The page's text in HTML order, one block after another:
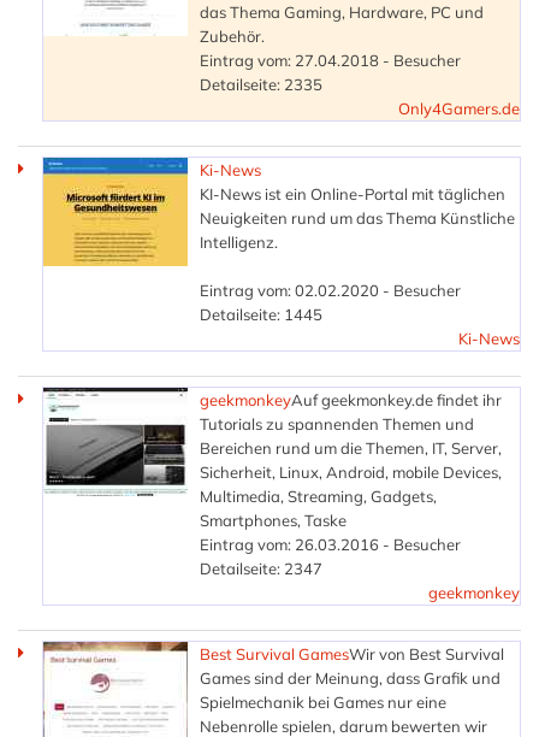
das Thema Gaming, Hardware, PC und
Zubehör.
Eintrag vom: 27.04.2018 - Besucher
Detailseite: 2335
Only4Gamers.de
Ki-News
KI-News ist ein Online-Portal mit täglichen
Neuigkeiten rund um das Thema Künstliche
Intelligenz.
Eintrag vom: 02.02.2020 - Besucher
Detailseite: 1445
Ki-News
geekmonkeyAuf geekmonkey.de findet ihr
Tutorials zu spannenden Themen und
Bereichen rund um die Themen, IT, Server,
Sicherheit, Linux, Android, mobile Devices,
Multimedia, Streaming, Gadgets,
Smartphones, Taske
Eintrag vom: 26.03.2016 - Besucher
Detailseite: 2347
geekmonkey
Best Survival GamesWir von Best Survival
Games sind der Meinung, dass Grafik und
Spielmechanik bei Games nur eine
Nebenrolle spielen, darum bewerten wir